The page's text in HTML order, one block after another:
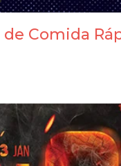
Comida